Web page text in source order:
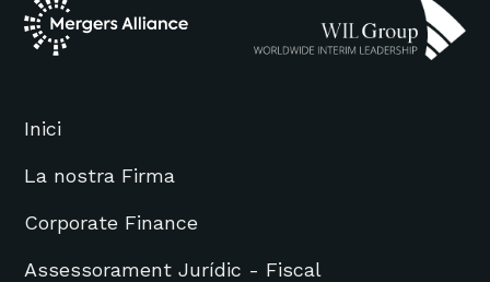
Inici
La nostra Firma
Corporate Finance
Assessorament Jurídic - Fiscal